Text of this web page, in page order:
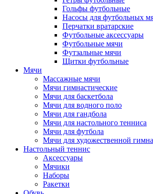
Гольфы футбольные
Насосы для футбольных
Перчатки вратарские
Футбольные аксессуары
Футбольные мячи
Футзальные мячи
Щитки футбольные
Мячи
Массажные мячи
Мячи гимнастические
Мячи для баскетбола
Мячи для водного поло
Мячи для гандбола
Мячи для настольного тенниса
Мячи для футбола
Мячи для художественной
Настольный теннис
Аксессуары
Мячики
Наборы
Ракетки